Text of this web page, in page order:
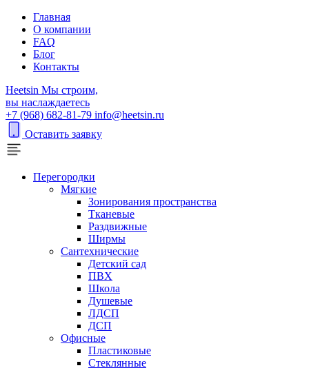
Главная
О компании
FAQ
Блог
Контакты
Heetsin Мы строим,
вы наслаждаетесь
+7 (968) 682-81-79 info@heetsin.ru
Оставить заявку
Перегородки
Мягкие
Зонирования пространства
Тканевые
Раздвижные
Ширмы
Сантехнические
Детский сад
ПВХ
Школа
Душевые
ЛДСП
ДСП
Офисные
Пластиковые
Стеклянные